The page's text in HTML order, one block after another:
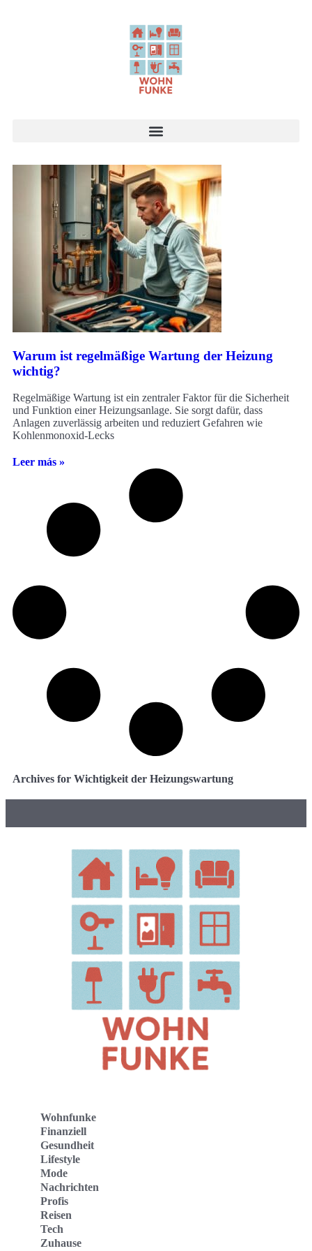
Warum ist regelmäßige Wartung der Heizung
wichtig?
Regelmäßige Wartung ist ein zentraler Faktor für die Sicherheit
und Funktion einer Heizungsanlage. Sie sorgt dafür, dass
Anlagen zuverlässig arbeiten und reduziert Gefahren wie
Kohlenmonoxid-Lecks
Leer más »
Archives for Wichtigkeit der Heizungswartung
Wohnfunke
Finanziell
Gesundheit
Lifestyle
Mode
Nachrichten
Profis
Reisen
Tech
Zuhause